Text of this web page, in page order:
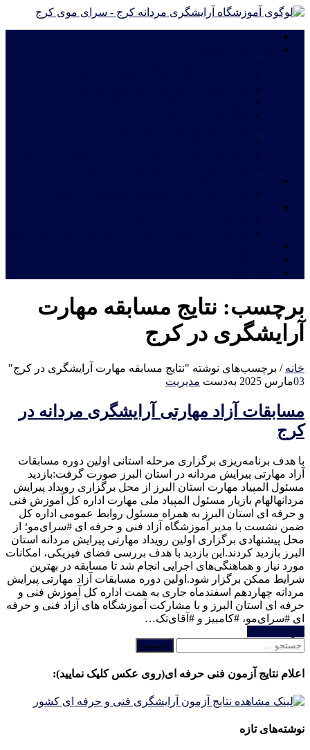
برچسب: نتایج مسابقه مهارت
آرایشگری در کرج
خانه / برچسب‌های نوشته "نتایج مسابقه مهارت آرایشگری در کرج"
03مارس 2025 به‌دست مدیریت
مسابقات آزاد مهارتی آرایشگری مردانه در
کرج
با هدف برنامه‌ریزی برگزاری مرحله استانی اولین دوره مسابقات
آزاد مهارتی پیرایش مردانه در استان البرز صورت گرفت:بازدید
مسئول المپیاد مهارت استان البرز از محل برگزاری رویداد پیرایش
مردانهالهام بازیار مسئول المپیاد ملی مهارت اداره کل آموزش فنی
و حرفه ای استان البرز به همراه مسئول روابط عمومی اداره کل
ضمن نشست با مدیر آموزشگاه آزاد فنی و حرفه ای #سرای‌مو؛ از
محل پیشنهادی برگزاری اولین رویداد مهارتی پیرایش مردانه استان
البرز بازدید کردند.این بازدید با هدف بررسی فضای فیزیکی، امکانات
مورد نیاز و هماهنگی‌های اجرایی انجام شد تا مسابقه در بهترین
شرایط ممکن برگزار شود.اولین دوره مسابقات آزاد مهارتی پیرایش
مردانه چهاردهم اسفندماه جاری به همت اداره کل آموزش فنی و
حرفه ای استان البرز و با مشارکت آموزشگاه های آزاد فنی و حرفه
ای #سرای‌مو، #کامبیز و #آقای‌تک…
جستجو
اعلام نتایج آزمون فنی حرفه ای(روی عکس کلیک نمایید):
نوشته‌های تازه